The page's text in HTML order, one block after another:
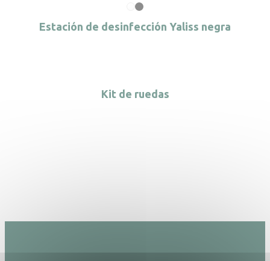
Estación de desinfección Yaliss negra
Kit de ruedas